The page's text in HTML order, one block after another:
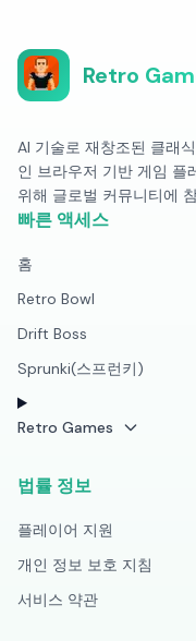
Retro
AI 기술로 재창조된 클래
인 브라우저 기반 게임 플
위해 글로벌 커뮤니티에
빠른 액세스
홈
Retro Bowl
Drift Boss
Sprunki(스프런키)
Retro Games
법률 정보
플레이어 지원
개인 정보 보호 지침
서비스 약관